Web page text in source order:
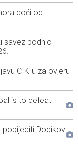
doći od
savez podnio
CIK-u za ovjeru
is to defeat
pobijediti Dodikov